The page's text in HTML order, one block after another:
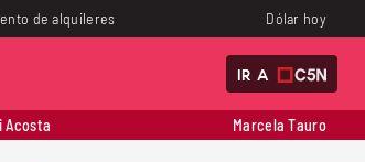
de alquileres Dólar hoy
IR A
Acosta Marcela Tauro